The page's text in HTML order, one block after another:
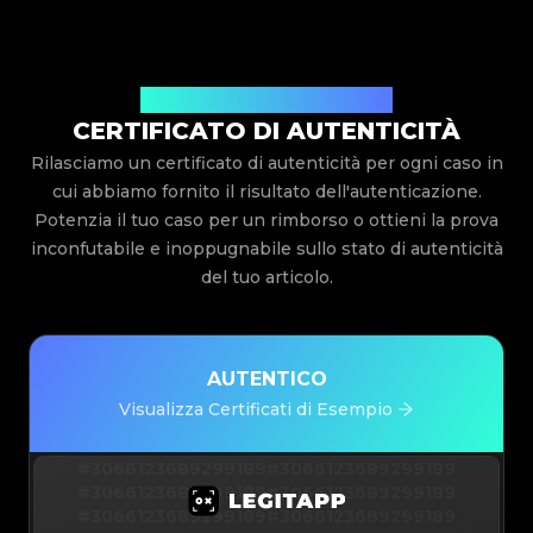
CERTIFICATO DI AUTENTICITÀ
Rilasciamo un certificato di autenticità per ogni caso in
cui abbiamo fornito il risultato dell'autenticazione.
Potenzia il tuo caso per un rimborso o ottieni la prova
inconfutabile e inoppugnabile sullo stato di autenticità
del tuo articolo.
AUTENTICO
Visualizza Certificati di Esempio
#3066123689299189#3066123689299189
#3066123689299189#3066123689299189